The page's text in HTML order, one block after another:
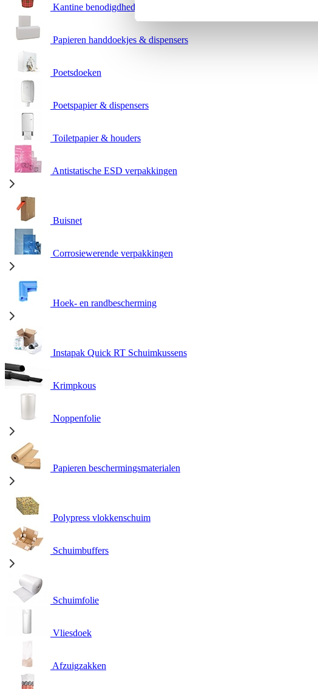
Kantine benodigdheden
Papieren handdoekjes & dispensers
Poetsdoeken
Poetspapier & dispensers
Toiletpapier & houders
Antistatische ESD verpakkingen
Buisnet
Corrosiewerende verpakkingen
Hoek- en randbescherming
Instapak Quick RT Schuimkussens
Krimpkous
Noppenfolie
Papieren beschermingsmaterialen
Polypress vlokkenschuim
Schuimbuffers
Schuimfolie
Vliesdoek
Afzuigzakken